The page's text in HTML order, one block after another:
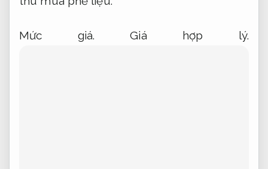
Mức giá. Giá hợp lý.